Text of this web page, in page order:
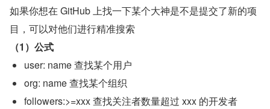
如果你想在 GitHub 上找一下某个大神是不是提交了新的项
目，可以对他们进行精准搜索
（1）公式
user: name 查找某个用户
org: name 查找某个组织
followers:>=xxx 查找关注者数量超过 xxx 的开发者